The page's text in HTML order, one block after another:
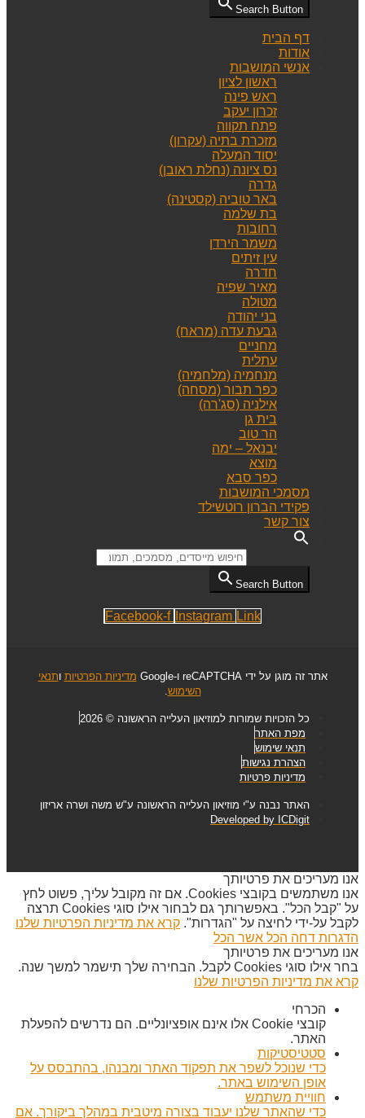
Search Button
דף הבית
אודות
אנשי המושבות
ראשון לציון
ראש פינה
זכרון יעקב
פתח תקווה
מזכרת בתיה (עקרון)
יסוד המעלה
נס ציונה (נחלת ראובן)
גדרה
באר טוביה (קסטינה)
בת שלמה
רחובות
משמר הירדן
עין זיתים
חדרה
מאיר שפיה
מטולה
בני יהודה
גבעת עדה (מראח)
מחניים
עתלית
מנחמיה (מלחמיה)
כפר תבור (מסחה)
אילניה (סג'רה)
בית גן
הר טוב
יבנאל – ימה
מוצא
כפר סבא
מסמכי המושבות
פקידי הברון רוטשילד
צור קשר
Search Button
Facebook-f Instagram Link
אתר זה מוגן על ידי reCAPTCHA ו-Google מדיניות הפרטיות ותנאי
השימוש.
כל הזכויות שמורות למוזיאון העלייה הראשונה © 2026
מפת האתר
תנאי שימוש
הצהרת נגישות
מדיניות פרטיות
האתר נבנה ע"י מוזיאון העלייה הראשונה ע"ש משה ושרה אריזון
Developed by ICDigit
אנו מעריכים את פרטיותך
אנו משתמשים בקובצי Cookies. אם זה מקובל עליך, פשוט לחץ
על "קבל הכל". באפשרותך גם לבחור אילו סוגי Cookies תרצה
לקבל על-ידי לחיצה על "הגדרות". קרא את מדיניות הפרטיות שלנו
הדגרות דחה הכל אשר הכל
אנו מעריכים את פרטיותך
בחר אילו סוגי Cookies לקבל. הבחירה שלך תישמר למשך שנה.
קרא את מדיניות הפרטיות שלנו
הכרחי
קובצי Cookie אלו אינם אופציונליים. הם נדרשים להפעלת
האתר.
סטטיסטיקות
כדי שנוכל לשפר את תפקוד האתר ומבנהו, בהתבסס על
אופן השימוש באתר.
חוויית משתמש
כדי שהאתר שלנו יעבוד בצורה מיטבית במהלך ביקורך. אם